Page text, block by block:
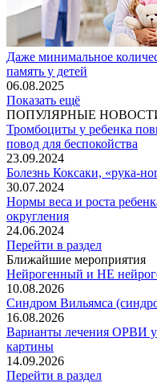
Даже минимальное
память у детей
06.08.2025
Показать ещё
ПОПУЛЯРНЫЕ
Тромбоциты у ребенка
повод для беспокойства
23.09.2024
Болезнь Коксаки, «рука-
30.07.2024
Нормы веса и роста
округления
24.06.2024
Перейти в раздел
Ближайшие мероприятия
Нейрогенный и НЕ
10.08.2026
Синдром Вильямса
16.08.2026
Варианты лечения ОРВИ у
картины
14.09.2026
Перейти в раздел